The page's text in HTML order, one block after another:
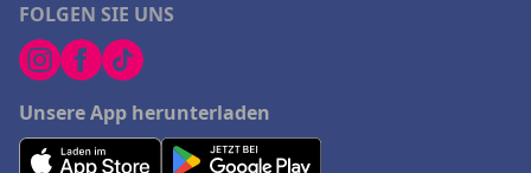
FOLGEN SIE UNS
Unsere App herunterladen